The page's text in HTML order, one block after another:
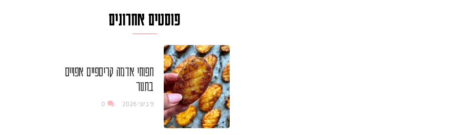
פוסטים אחרונים
תפוחי אדמה קריספיים אפויים
בתנור
9 ביוני 2026 0